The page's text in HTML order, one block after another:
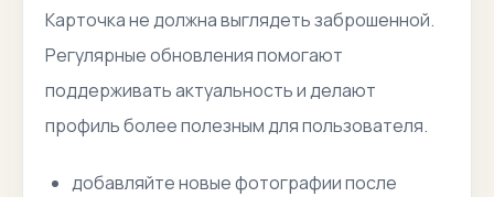
Карточка не должна выглядеть заброшенной.
Регулярные обновления помогают
поддерживать актуальность и делают
профиль более полезным для пользователя.
добавляйте новые фотографии после